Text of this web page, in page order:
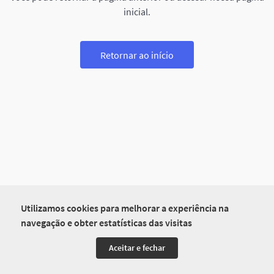
Utilizamos cookies para melhorar a experiência na
navegação e obter estatísticas das visitas
Aceitar e fechar
inicial.
Retornar ao início